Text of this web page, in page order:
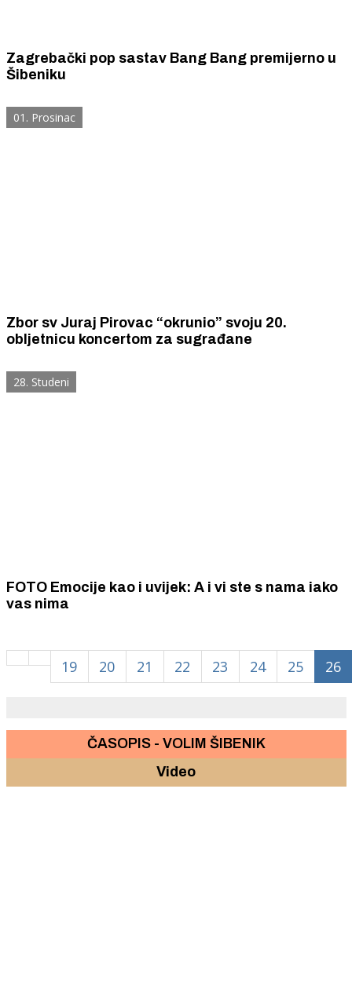
Zagrebački pop sastav Bang Bang premijerno u
Šibeniku
01. Prosinac
Zbor sv Juraj Pirovac “okrunio” svoju 20.
obljetnicu koncertom za sugrađane
28. Studeni
FOTO Emocije kao i uvijek: A i vi ste s nama iako
vas nima
19 20 21 22 23 24 25 26
ČASOPIS - VOLIM ŠIBENIK
Video